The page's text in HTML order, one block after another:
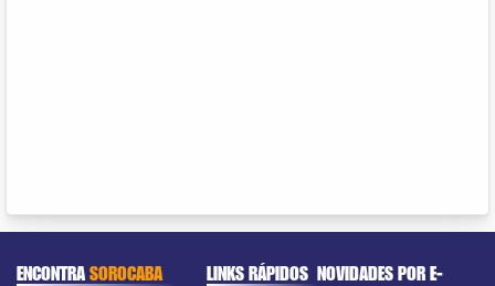
ENCONTRASOROCABA LINKS RÁPIDOS NOVIDADES POR E-